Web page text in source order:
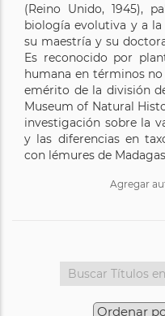
(Reino Unido, 1945),
biología evolutiva y a
su maestría y su
Es reconocido por
humana en términos
emérito de la división
Museum of Natural
investigación sobre la
y las diferencias en
con lémures de
Agregar